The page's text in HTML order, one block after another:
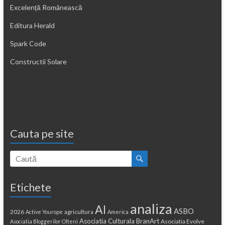
Excelență Românească
Editura Herald
Spark Code
Constructii Solare
Cauta pe site
Etichete
2026 Active Yourope agricultura AI America analiza ASBO
Asociatia Bloggerilor Olteni Asociatia Culturala BranArt Asociatia Evolve